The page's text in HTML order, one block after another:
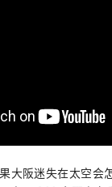
大阪迷失在太空会